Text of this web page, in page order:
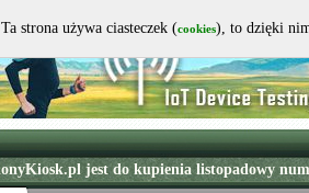
Ta strona używa ciasteczek (cookies), to dzięki